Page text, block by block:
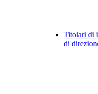
Titolari di
di